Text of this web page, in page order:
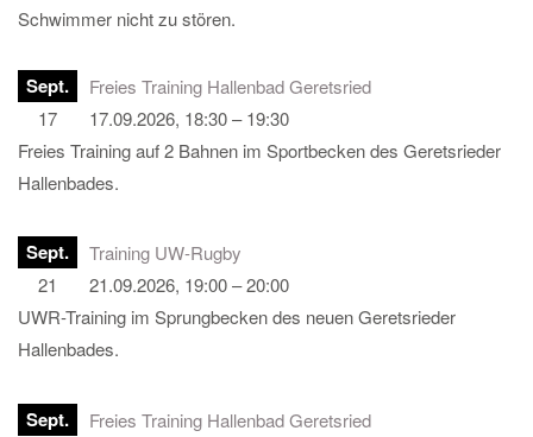
Schwimmer nicht zu stören.
Sept.
17
Freies Training Hallenbad Geretsried
17.09.2026, 18:30 – 19:30
Freies Training auf 2 Bahnen im Sportbecken des Geretsrieder
Hallenbades.
Sept.
21
Training UW-Rugby
21.09.2026, 19:00 – 20:00
UWR-Training im Sprungbecken des neuen Geretsrieder
Hallenbades.
Sept.
Freies Training Hallenbad Geretsried